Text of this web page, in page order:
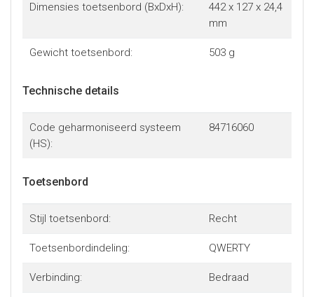
Dimensies toetsenbord (BxDxH):
442 x 127 x 24,4
mm
Gewicht toetsenbord: 503 g
Technische details
Code geharmoniseerd systeem
(HS):
84716060
Toetsenbord
Stijl toetsenbord: Recht
Toetsenbordindeling: QWERTY
Verbinding: Bedraad